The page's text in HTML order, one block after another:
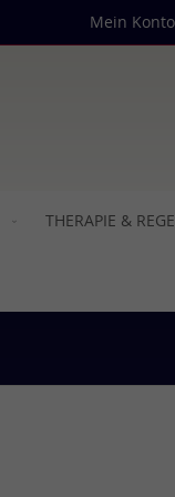
Mein Konto
THERAPIE &